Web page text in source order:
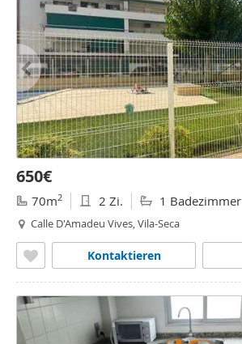
650€
70m2 2 Zi. 1 Badezimmer
Calle D'Amadeu Vives, Vila-Seca
Kontaktieren